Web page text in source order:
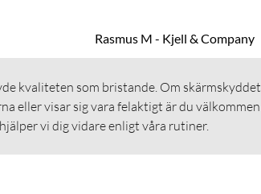
Rasmus M - Kjell & Company
kvaliteten som bristande. Om skärmskyddet
eller visar sig vara felaktigt är du välkommen
vi dig vidare enligt våra rutiner.